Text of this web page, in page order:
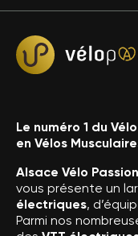
Le numéro 1 du
en Vélos
Alsace Vélo Passion
vous présente un
électriques,
Parmi nos